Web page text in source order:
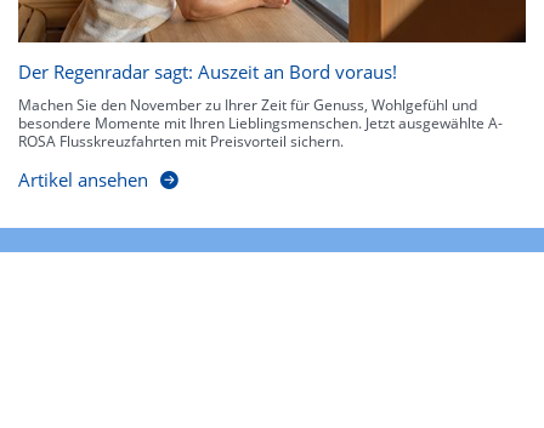
Der Regenradar sagt: Auszeit an Bord voraus!
Machen Sie den November zu Ihrer Zeit für Genuss, Wohlgefühl und
besondere Momente mit Ihren Lieblingsmenschen. Jetzt ausgewählte A-
ROSA Flusskreuzfahrten mit Preisvorteil sichern.
Artikel ansehen